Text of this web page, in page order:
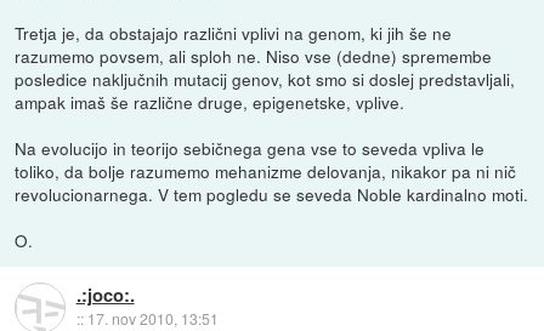
Tretja je, da obstajajo različni vplivi na genom, ki jih še ne
razumemo povsem, ali sploh ne. Niso vse (dedne) spremembe
posledice naključnih mutacij genov, kot smo si doslej predstavljali,
ampak imaš še različne druge, epigenetske, vplive.
Na evolucijo in teorijo sebičnega gena vse to seveda vpliva le
toliko, da bolje razumemo mehanizme delovanja, nikakor pa ni nič
revolucionarnega. V tem pogledu se seveda Noble kardinalno moti.
O.
.:joco:.
:: 17. nov 2010, 13:51